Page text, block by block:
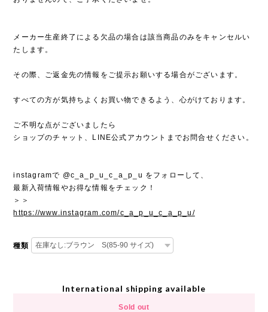
メーカー生産終了による欠品の場合は該当商品のみをキャンセルい
たします。
その際、ご返金先の情報をご提示お願いする場合がございます。
すべての方が気持ちよくお買い物できるよう、心がけております。
ご不明な点がございましたら
ショップのチャット、LINE公式アカウントまでお問合せください。
instagramで @c_a_p_u_c_a_p_u をフォローして、
最新入荷情報やお得な情報をチェック！
＞＞
https://www.instagram.com/c_a_p_u_c_a_p_u/
種類
International shipping available
Sold out